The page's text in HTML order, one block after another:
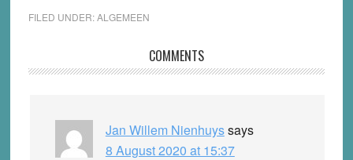
FILED UNDER:ALGEMEEN
Interactions
COMMENTS
Jan Willem Nienhuyssays
8 August 2020 at 15:37